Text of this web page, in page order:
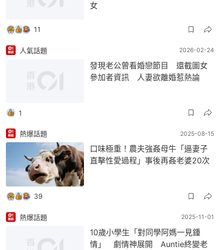
女
11
人氣話題 2026-02-24
發現老公曾看婚戀節目 還截圖女
參加者資訊 人妻欲離婚惹熱論
1
熱爆話題 2025-08-15
口味極重！農夫強姦母牛「逼妻子
直擊性愛過程」事後再姦老婆20次
39
熱爆話題 2025-11-01
10歲小學生「對同學阿媽一見鍾
情」 劇情神展開 Auntie終變老